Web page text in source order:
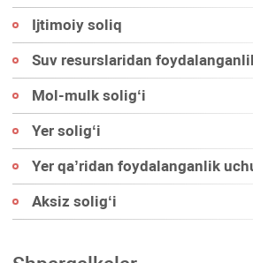
Ijtimoiy soliq
Suv resurslaridan
Mol-mulk soligʻi
Yer soligʻi
Yer qa’ridan foydalanganlik
Aksiz soligʻi